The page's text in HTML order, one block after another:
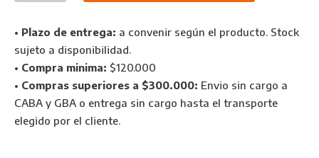
Domésticos
1501
Libus
Descartable
902961
cantidad
• Plazo de entrega: a convenir según el producto. Stock
sujeto a disponibilidad.
• Compra minima: $120.000
• Compras superiores a $300.000: Envio sin cargo a
CABA y GBA o entrega sin cargo hasta el transporte
elegido por el cliente.